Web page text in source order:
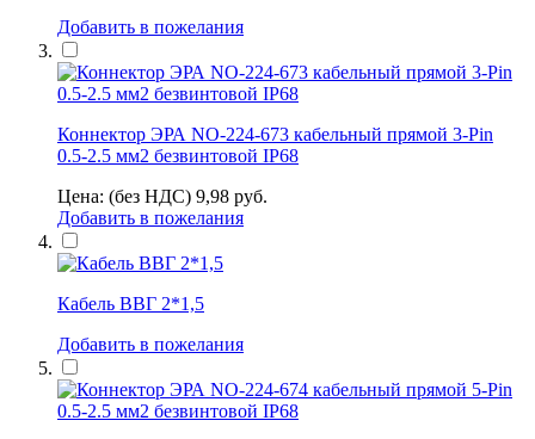
Добавить в пожелания
Коннектор ЭРА NO-224-673 кабельный прямой 3-Pin
0.5-2.5 мм2 безвинтовой IP68
Цена: (без НДС) 9,98 руб.
Добавить в пожелания
Кабель ВВГ 2*1,5
Добавить в пожелания